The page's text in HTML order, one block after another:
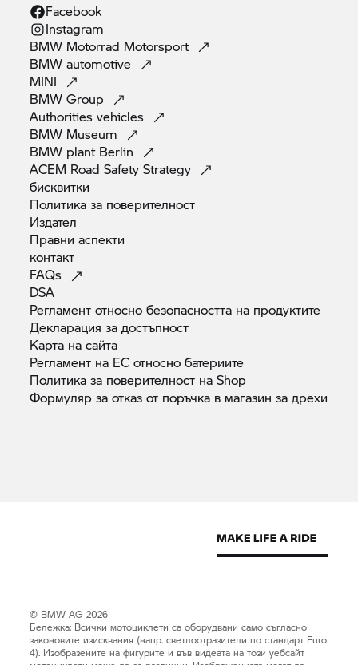
Facebook
Instagram
BMW Motorrad Motorsport
BMWautomotive
MINI
BMWGroup
Authoritiesvehicles
BMW Museum
BMW plant Berlin
ACEM Road SafetyStrategy
бисквитки
Политика за поверителност
Издател
Правниаспекти
контакт
FAQs
DSA
Регламент относно безопасността на продуктите
Декларация задостъпност
Карта насайта
Регламент на ЕС относнобатериите
Политика за поверителност наShop
Формуляр за отказ от поръчка в магазин задрехи
© BMW AG 2026
Бележка: Всички мотоциклети са оборудвани само съгласно
законовите изисквания (напр. светлоотразители по стандарт Euro
4). Изобразените на фигурите и във видеата на този уебсайт